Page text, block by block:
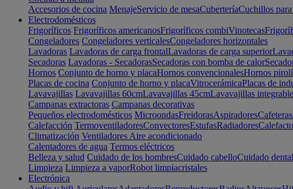
Accesorios de cocina MenajeServicio de mesaCuberteríaCuchillos
Electrodomésticos
Frigoríficos Frigoríficos americanosFrigoríficos combiVinotecas
Congeladores Congeladores verticalesCongeladores horizontales
Lavadoras Lavadoras de carga frontalLavadoras de carga superior
Secadoras Lavadoras - SecadorasSecadoras con bomba de calor
Hornos Conjunto de horno y placaHornos convencionalesHornos
Placas de cocina Conjunto de horno y placaVitrocerámicaPlacas de
Lavavajillas Lavavajillas 60cmLavavajillas 45cmLavavajillas
Campanas extractoras Campanas decorativas
Pequeños electrodomésticos MicroondasFreidorasAspiradoresCafeteras
Calefacción TermoventiladoresConvectoresEstufasRadiadores
Climatización Ventiladores Aire acondicionado
Calentadores de agua Termos eléctricos
Belleza y salud Cuidado de los hombresCuidado cabelloCuidado dental
Limpieza Limpieza a vaporRobot limpiacristales
Electrónica